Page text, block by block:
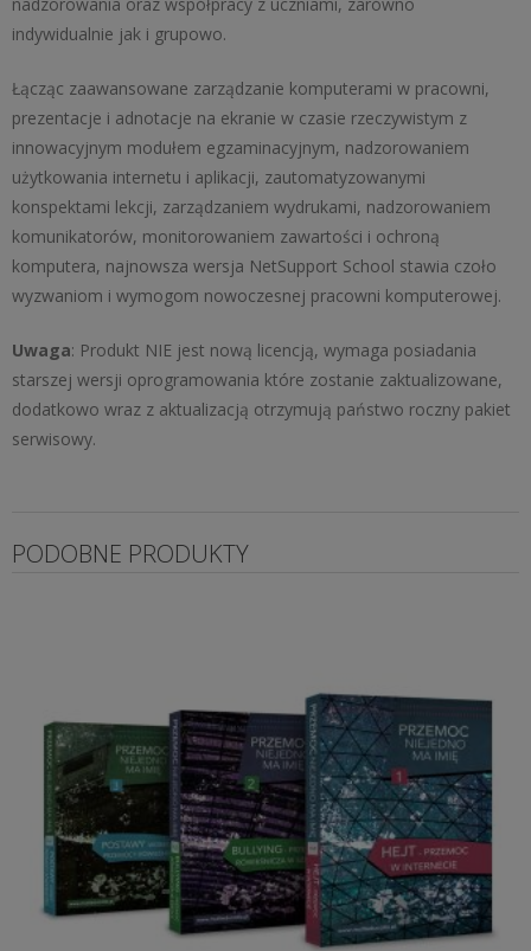
nadzorowania oraz współpracy z uczniami, zarówno
indywidualnie jak i grupowo.
Łącząc zaawansowane zarządzanie komputerami w pracowni,
prezentacje i adnotacje na ekranie w czasie rzeczywistym z
innowacyjnym modułem egzaminacyjnym, nadzorowaniem
użytkowania internetu i aplikacji, zautomatyzowanymi
konspektami lekcji, zarządzaniem wydrukami, nadzorowaniem
komunikatorów, monitorowaniem zawartości i ochroną
komputera, najnowsza wersja NetSupport School stawia czoło
wyzwaniom i wymogom nowoczesnej pracowni komputerowej.
Uwaga: Produkt NIE jest nową licencją, wymaga posiadania
starszej wersji oprogramowania które zostanie zaktualizowane,
dodatkowo wraz z aktualizacją otrzymują państwo roczny pakiet
serwisowy.
PODOBNE PRODUKTY